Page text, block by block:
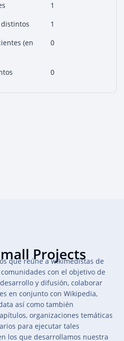
1
1
(en
0
0
que reúne a wikimedistas de
con el objetivo de
y difusión, colaborar
en conjunto con Wikipedia,
así como también
organizaciones temáticas
para ejecutar tales
los que desarrollamos nuestra